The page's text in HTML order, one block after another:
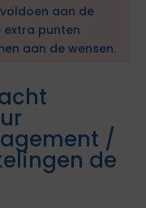
aan de
extra punten
aan de wensen.
/
de